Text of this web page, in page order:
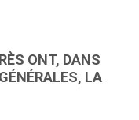
ONT, DANS
LA